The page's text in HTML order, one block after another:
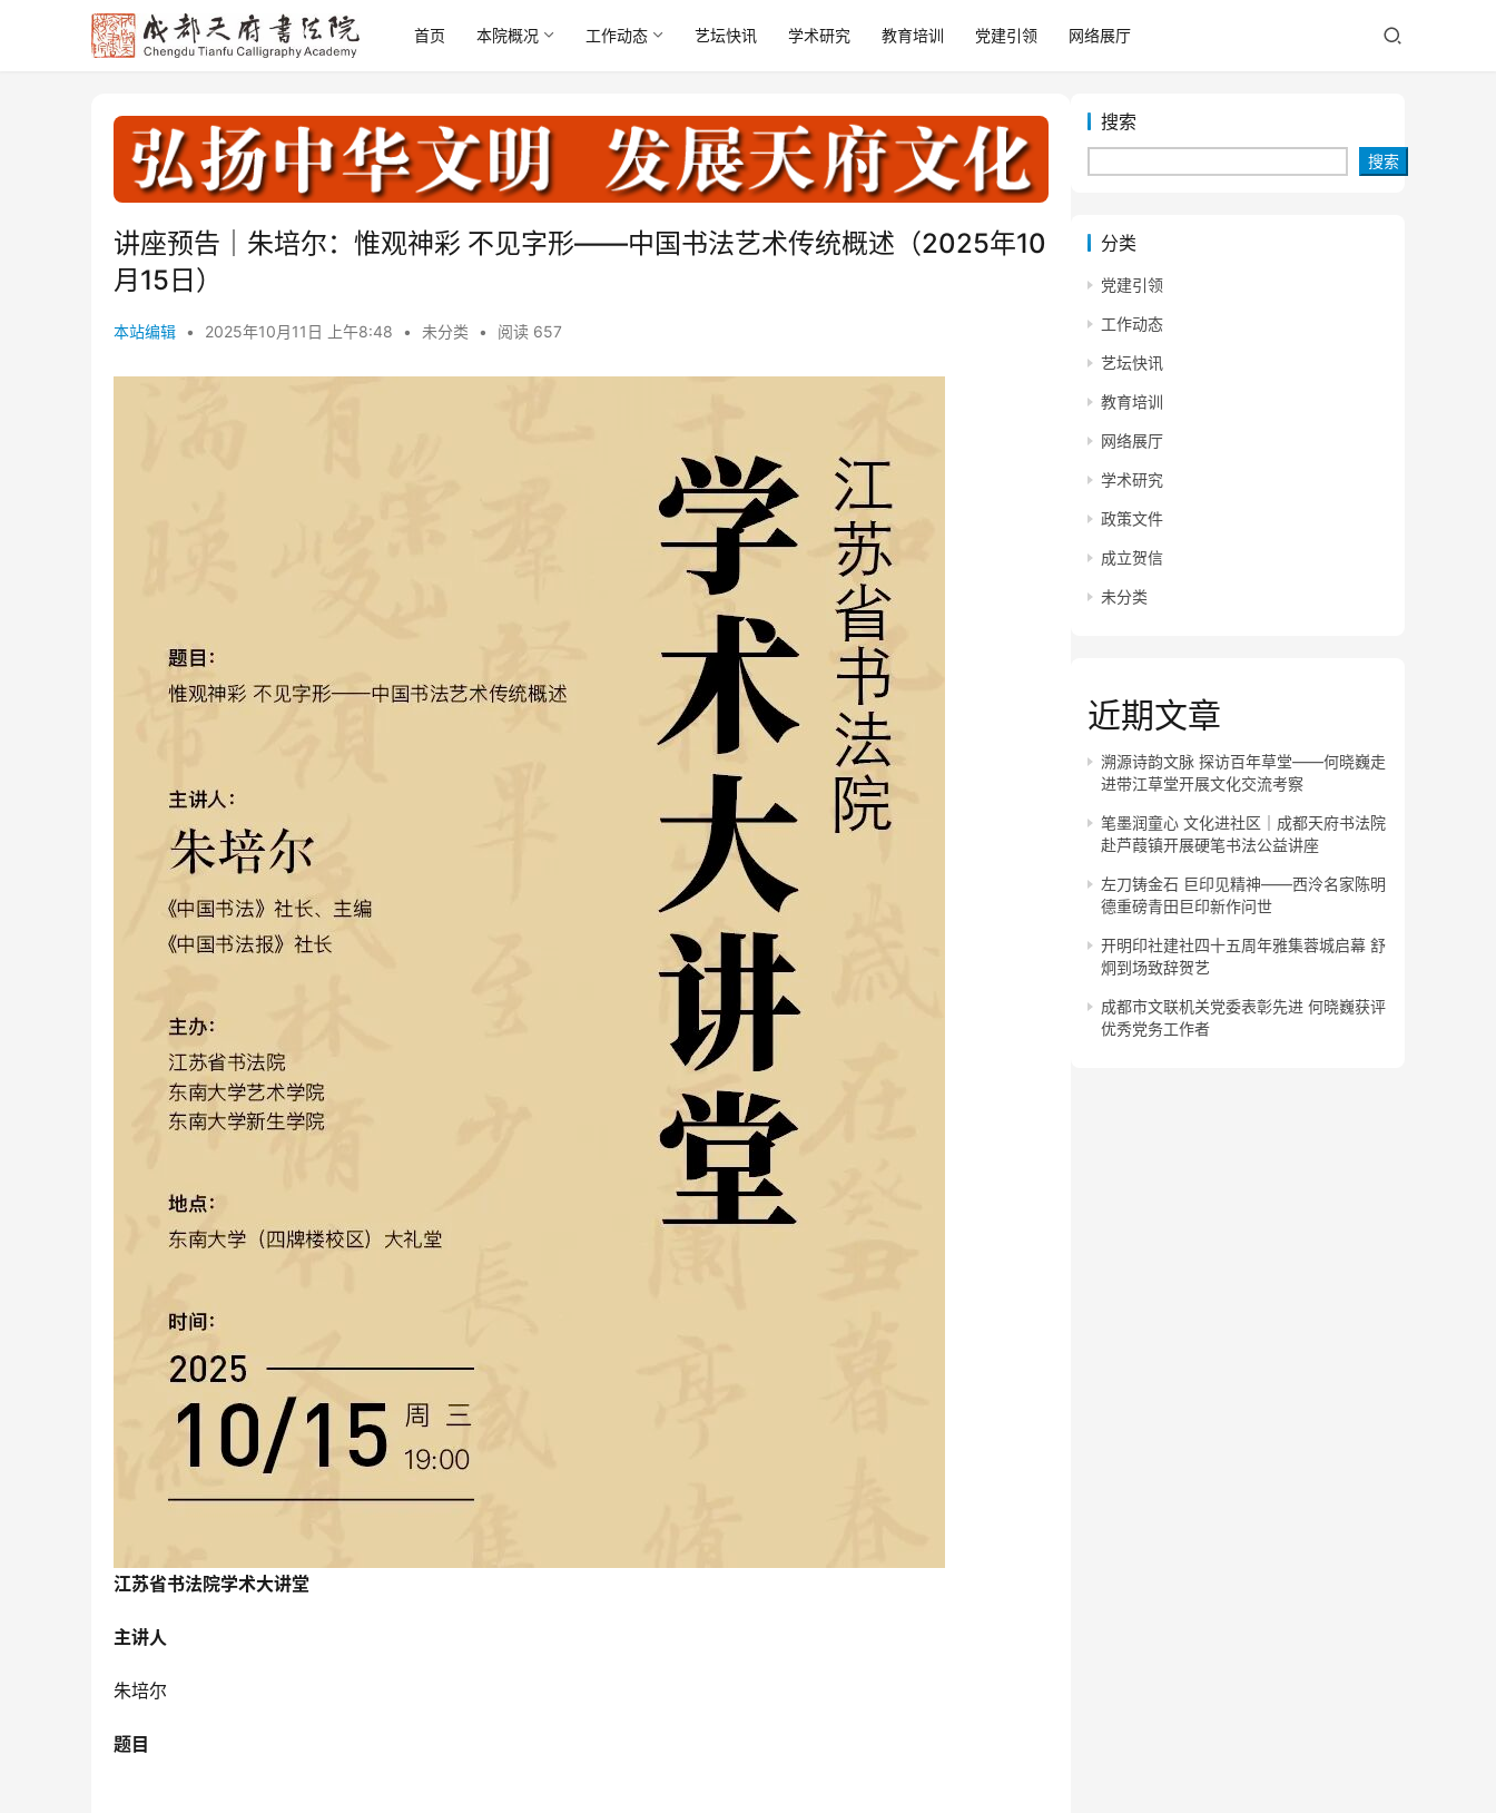
首页 本院概况 工作动态 艺坛快讯 学术研究 教育培训 党建引领 网络展厅
讲座预告｜朱培尔：惟观神彩 不见字形——中国书法艺术传统概述（2025年10
月15日）
本站编辑 • 2025年10月11日 上午8:48 • 未分类 • 阅读 657
江苏省书法院学术大讲堂
主讲人
朱培尔
题目
搜索
搜索
分类
党建引领
工作动态
艺坛快讯
教育培训
网络展厅
学术研究
政策文件
成立贺信
未分类
近期文章
溯源诗韵文脉 探访百年草堂——何晓巍走
进带江草堂开展文化交流考察
笔墨润童心 文化进社区｜成都天府书法院
赴芦葭镇开展硬笔书法公益讲座
左刀铸金石 巨印见精神——西泠名家陈明
德重磅青田巨印新作问世
开明印社建社四十五周年雅集蓉城启幕 舒
炯到场致辞贺艺
成都市文联机关党委表彰先进 何晓巍获评
优秀党务工作者